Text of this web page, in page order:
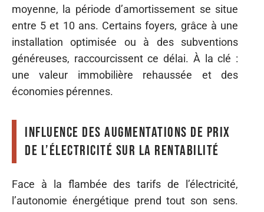
moyenne, la période d’amortissement se situe
entre 5 et 10 ans. Certains foyers, grâce à une
installation optimisée ou à des subventions
généreuses, raccourcissent ce délai. À la clé :
une valeur immobilière rehaussée et des
économies pérennes.
Influence des augmentations de prix
de l’électricité sur la rentabilité
Face à la flambée des tarifs de l’électricité,
l’autonomie énergétique prend tout son sens.